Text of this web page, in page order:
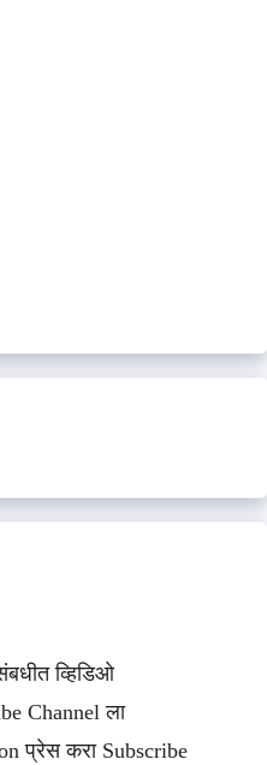
व्हिडिओ
Channel ला
प्रेस करा Subscribe